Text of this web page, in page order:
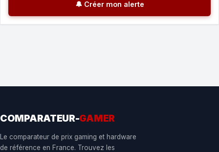
🔔 Créer mon alerte
COMPARATEUR-GAMER
Le comparateur de prix gaming et hardware
de référence en France. Trouvez les